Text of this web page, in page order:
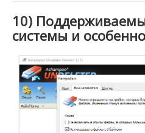
10)
системы и